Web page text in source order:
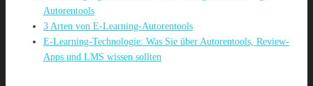
Autorentools
3 Arten von E-Learning-Autorentools
E-Learning-Technologie: Was Sie über Autorentools, Review-
Apps und LMS wissen sollten